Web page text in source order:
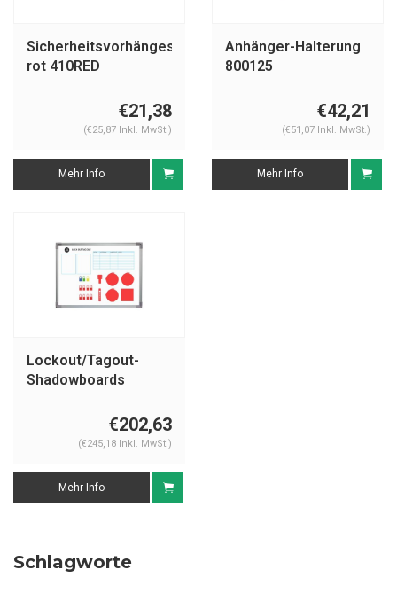
Sicherheitsvorhängeschloss
rot 410RED
€21,38
(€25,87 Inkl. MwSt.)
Mehr Info
Anhänger-Halterung
800125
€42,21
(€51,07 Inkl. MwSt.)
Mehr Info
Lockout/Tagout-
Shadowboards
€202,63
(€245,18 Inkl. MwSt.)
Mehr Info
Schlagworte